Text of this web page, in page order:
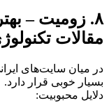
۸. زومیت –
مقالات
در میان سایت‌های
بسیار خوبی قرار دارد.
دلایل محبوبیت: